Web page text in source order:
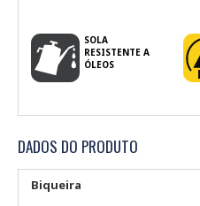
SOLA
RESISTENTE A
ÓLEOS
DADOS DO PRODUTO
Biqueira